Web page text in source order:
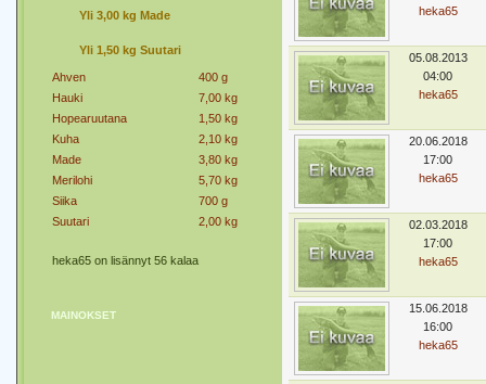
Yli 3,00 kg Made
Yli 1,50 kg Suutari
Ahven
400 g
Hauki
7,00 kg
Hopearuutana
1,50 kg
Kuha
2,10 kg
Made
3,80 kg
Merilohi
5,70 kg
Siika
700 g
Suutari
2,00 kg
heka65 on lisännyt 56 kalaa
MAINOKSET
heka65
05.08.2013
04:00
heka65
20.06.2018
17:00
heka65
02.03.2018
17:00
heka65
15.06.2018
16:00
heka65